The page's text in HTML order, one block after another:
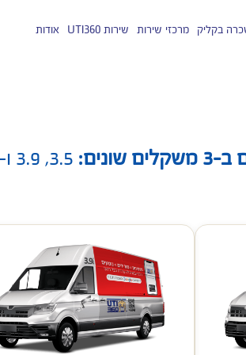
בקליק
10 טון ארגז קירור
מרכזי שירות שירות UTI360
פגישה עם איש מכירות
אודות